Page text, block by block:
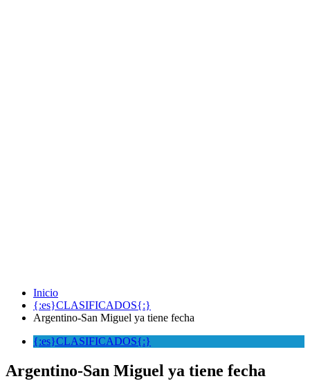
Inicio
{:es}CLASIFICADOS{:}
Argentino-San Miguel ya tiene fecha
{:es}CLASIFICADOS{:}
Argentino-San Miguel ya tiene fecha